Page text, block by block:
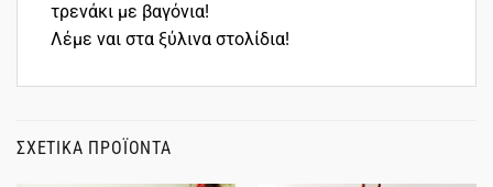
τρενάκι με βαγόνια!
Λέμε ναι στα ξύλινα στολίδια!
ΣΧΕΤΙΚΆ ΠΡΟΪΌΝΤΑ